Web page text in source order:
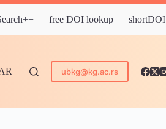
free DOI lookup shortDOI
ubkg@kg.ac.rs